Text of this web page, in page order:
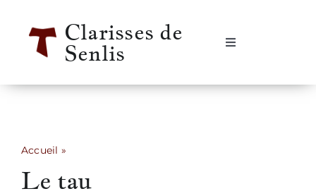
contenu
Clarisses de
Senlis
Navigation
Qui sommes-nous ?
Accueil »
Le tau